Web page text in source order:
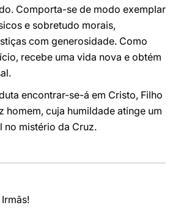
Comporta-se de modo exemplar
e sobretudo morais,
com generosidade. Como
recebe uma vida nova e obtém
encontrar-se-á em Cristo, Filho
homem, cuja humildade atinge um
no mistério da Cruz.